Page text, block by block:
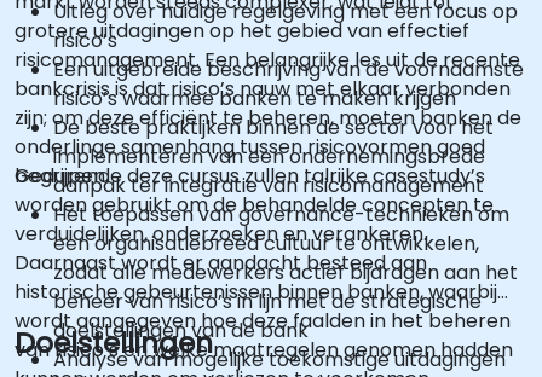
grotere uitdagingen op het gebied van effectief
risicomanagement. Een belangrijke les uit de recente
bankcrisis is dat risico’s nauw met elkaar verbonden
zijn; om deze efficiënt te beheren, moeten banken de
onderlinge samenhang tussen risicovormen goed
begrijpen.
Uitleg over huidige regelgeving met een focus op
risico’s
Een uitgebreide beschrijving van de voornaamste
risico’s waarmee banken te maken krijgen
De beste praktijken binnen de sector voor het
implementeren van een ondernemingsbrede
aanpak ter integratie van risicomanagement
Het toepassen van governance-technieken om
een organisatiebreed cultuur te ontwikkelen,
zodat alle medewerkers actief bijdragen aan het
beheer van risico’s in lijn met de strategische
doelstellingen van de bank
Analyse van mogelijke toekomstige uitdagingen
Gedurende deze cursus zullen talrijke casestudy’s
worden gebruikt om de behandelde concepten te
verduidelijken, onderzoeken en verankeren.
Daarnaast wordt er aandacht besteed aan
historische gebeurtenissen binnen banken, waarbij
wordt aangegeven hoe deze faalden in het beheren
van risico’s en welke maatregelen genomen hadden
Doelstellingen